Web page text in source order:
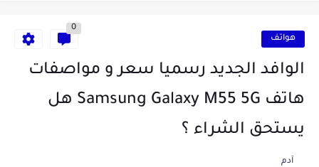
أفضل ثلاث برامج في رمضان 2025: دليل شامل لأفضل التطبيقات...
هواتف
0
الوافد الجديد رسميا سعر و مواصفات
هاتف Samsung Galaxy M55 5G هل
يستحق الشراء ؟
آدم